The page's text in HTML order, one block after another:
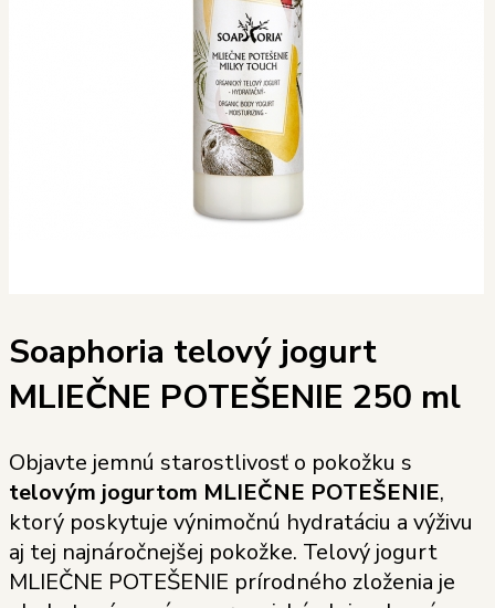
Soaphoria telový jogurt
MLIEČNE POTEŠENIE 250 ml
Objavte jemnú starostlivosť o pokožku s
telovým jogurtom MLIEČNE POTEŠENIE,
ktorý poskytuje výnimočnú hydratáciu a výživu
aj tej najnáročnejšej pokožke. Telový jogurt
MLIEČNE POTEŠENIE prírodného zloženia je